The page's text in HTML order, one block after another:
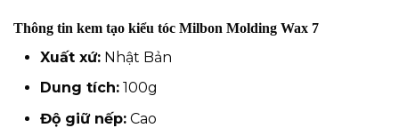
Thông tin kem tạo kiểu tóc Milbon Molding Wax 7
Xuất xứ: Nhật Bản
Dung tích: 100g
Độ giữ nếp: Cao